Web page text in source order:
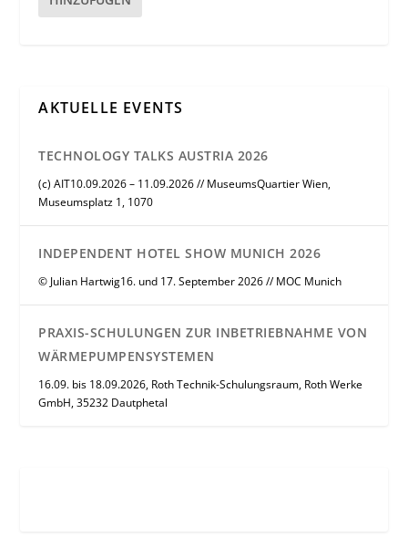
AKTUELLE EVENTS
TECHNOLOGY TALKS AUSTRIA 2026
(c) AIT10.09.2026 – 11.09.2026 // MuseumsQuartier Wien,
Museumsplatz 1, 1070
INDEPENDENT HOTEL SHOW MUNICH 2026
© Julian Hartwig16. und 17. September 2026 // MOC Munich
PRAXIS-SCHULUNGEN ZUR INBETRIEBNAHME VON
WÄRMEPUMPENSYSTEMEN
16.09. bis 18.09.2026, Roth Technik-Schulungsraum, Roth Werke
GmbH, 35232 Dautphetal